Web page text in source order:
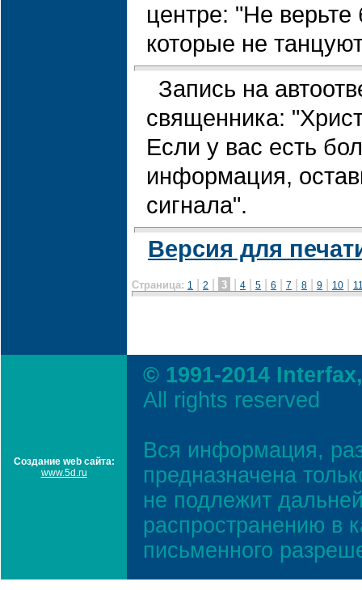
центре: "Не верьте
которые не
Запись на
священника:
Если у вас есть
информация,
сигнала".
Версия для
Страница: 1 2 3 4 5 6 7 8 9 10
Создание web сайта:
www.5d.ru
© 1991-2014
All rights reserved
Вся информация,
предназначена
не подлежит
распространению в
письменного